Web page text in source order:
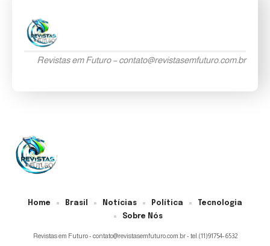
Revistas em Futuro –contato@revistasemfuturo.com.br
Revistas em Futuro - contato@revistasemfuturo.com.br- tel.(11)91754-6532
Home Brasil Notícias Política
Tecnologia
Sobre Nós